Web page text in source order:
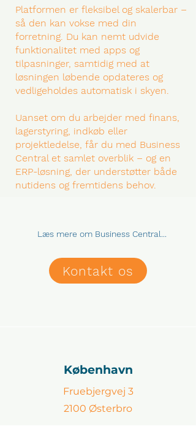
Platformen er fleksibel og skalerbar –
så den kan vokse med din
forretning. Du kan nemt udvide
funktionalitet med apps og
tilpasninger, samtidig med at
løsningen løbende opdateres og
vedligeholdes automatisk i skyen.
Uanset om du arbejder med finans,
lagerstyring, indkøb eller
projektledelse, får du med Business
Central et samlet overblik – og en
ERP-løsning, der understøtter både
nutidens og fremtidens behov.
Læs mere om Business Central...
Kontakt os
København
Fruebjergvej 3
2100 Østerbro